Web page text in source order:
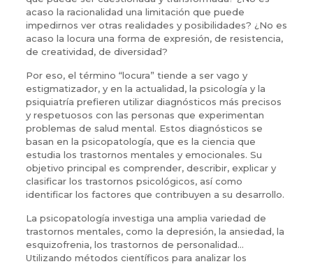
acaso la racionalidad una limitación que puede
impedirnos ver otras realidades y posibilidades? ¿No es
acaso la locura una forma de expresión, de resistencia,
de creatividad, de diversidad?
Por eso, el término “locura” tiende a ser vago y
estigmatizador, y en la actualidad, la psicología y la
psiquiatría prefieren utilizar diagnósticos más precisos
y respetuosos con las personas que experimentan
problemas de salud mental. Estos diagnósticos se
basan en la psicopatología, que es la ciencia que
estudia los trastornos mentales y emocionales. Su
objetivo principal es comprender, describir, explicar y
clasificar los trastornos psicológicos, así como
identificar los factores que contribuyen a su desarrollo.
La psicopatología investiga una amplia variedad de
trastornos mentales, como la depresión, la ansiedad, la
esquizofrenia, los trastornos de personalidad…
Utilizando métodos científicos para analizar los